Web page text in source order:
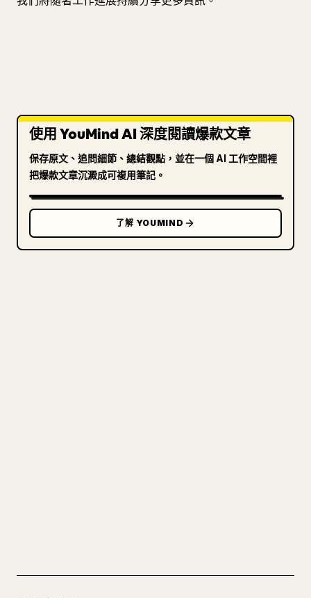
使用 YouMind AI 深度閱讀爆款文章
保存原文、追問細節、總結觀點，並在一個 AI 工作空間裡
把爆款文章沉澱成可複用筆記。
了解 YOUMIND